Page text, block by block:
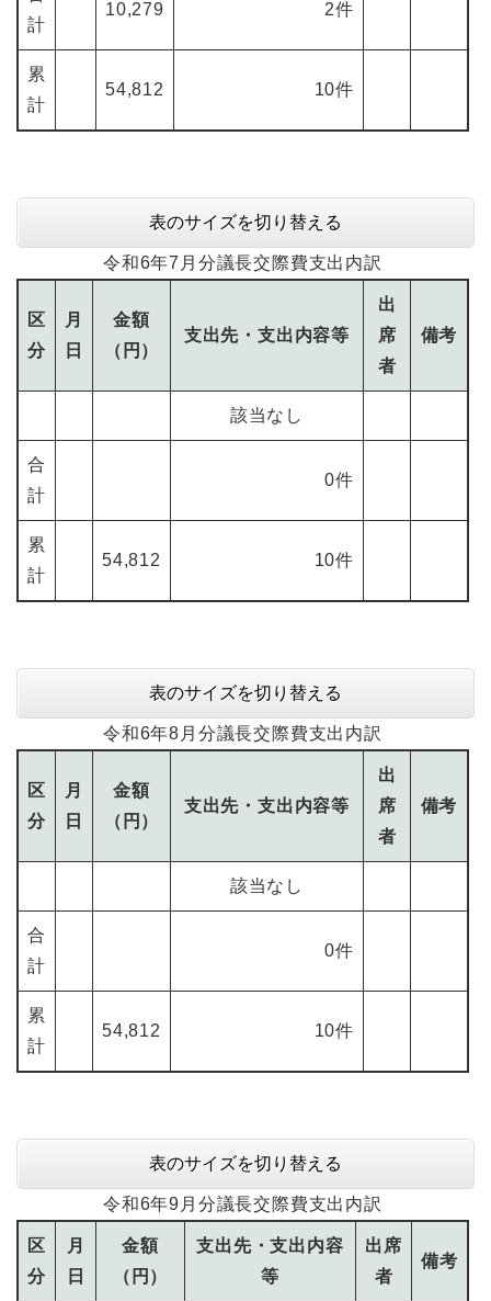
計
10,279 2件
累
計
54,812 10件
表のサイズを切り替える
令和6年7月分議長交際費支出内訳
区
分
月
日
金額
（円）
支出先・支出内容等
出
席
者
備考
該当なし
合
計
0件
累
計
54,812 10件
表のサイズを切り替える
令和6年8月分議長交際費支出内訳
区
分
月
日
金額
（円）
支出先・支出内容等
出
席
者
備考
該当なし
合
計
0件
累
計
54,812 10件
表のサイズを切り替える
令和6年9月分議長交際費支出内訳
区
分
月
日
金額
（円）
支出先・支出内容
等
出席
者
備考